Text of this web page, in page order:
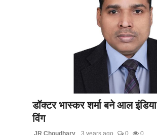
डॉक्टर भास्कर शर्मा बने आल
विंग
JR Choudhary 3 years ago 0 0